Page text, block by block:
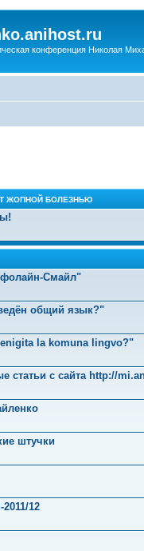
конференция Николая
ЖОПНОЙ БОЛЕЗНЬЮ
Смайл"
общий язык?"
la komuna lingvo?"
статьи с сайта http://
штучки
12